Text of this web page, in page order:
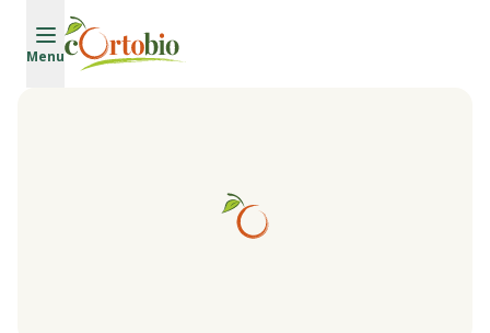
Vai al contenuto principale
Menu